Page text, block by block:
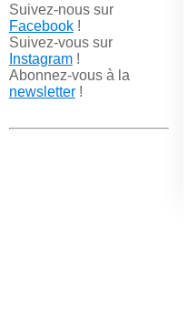
Suivez-nous sur
Facebook!
Suivez-vous sur
Instagram!
Abonnez-vous à la
newsletter!